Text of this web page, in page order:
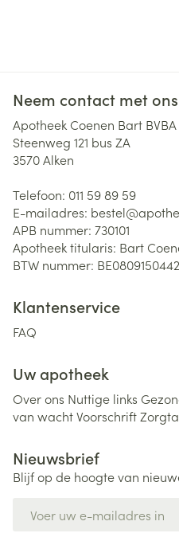
Neem contact met
Apotheek Coenen Bart BVBA
Steenweg 121 bus ZA
3570Alken
Telefoon: 011 59 89 59
E-mailadres: bestel@
APB nummer: 730101
Apotheek titularis: Bart
BTW nummer: BE0809150442
Klantenservice
FAQ
Uw apotheek
Over ons Nuttige links
van wachtVoorschrift
Nieuwsbrief
Blijf op de hoogte van